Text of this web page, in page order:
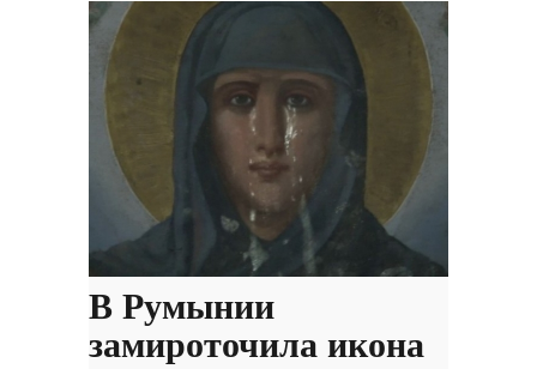
В Румынии
замироточила икона